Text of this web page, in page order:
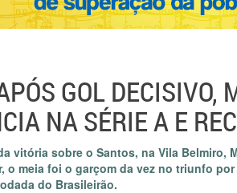
GOL DECISIVO,
NA SÉRIE A E
vitória sobre o Santos, na Vila
o meia foi o garçom da vez no triunfo
do Brasileirão.